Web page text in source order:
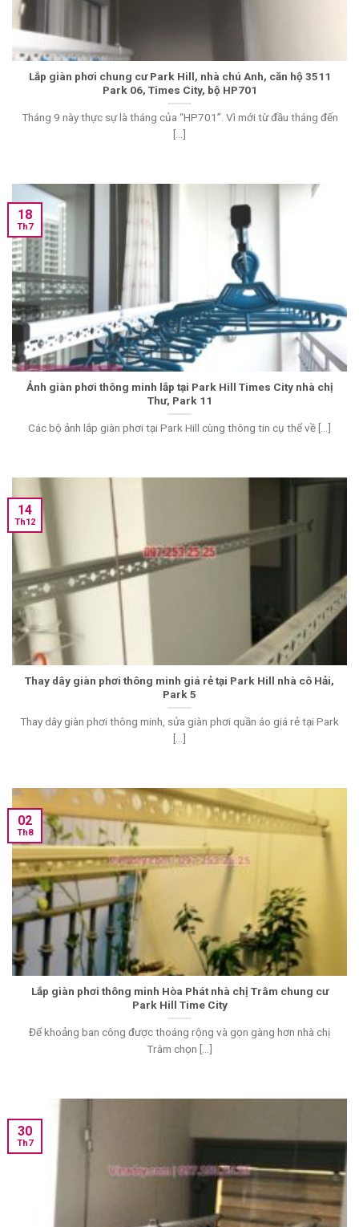
Lắp giàn phơi chung cư Park Hill, nhà chú Anh, căn hộ 3511
Park 06, Times City, bộ HP701
Tháng 9 này thực sự là tháng của “HP701”. Vì mới từ đầu tháng đến
[...]
Ảnh giàn phơi thông minh lắp tại Park Hill Times City nhà chị
Thư, Park 11
Các bộ ảnh lắp giàn phơi tại Park Hill cùng thông tin cụ thể về [...]
18
Th7
Thay dây giàn phơi thông minh giá rẻ tại Park Hill nhà cô Hải,
Park 5
Thay dây giàn phơi thông minh, sửa giàn phơi quần áo giá rẻ tại Park
[...]
14
Th12
Lắp giàn phơi thông minh Hòa Phát nhà chị Trâm chung cư
Park Hill Time City
Để khoảng ban công được thoáng rộng và gọn gàng hơn nhà chị
Trâm chọn [...]
02
Th8
30
Th7